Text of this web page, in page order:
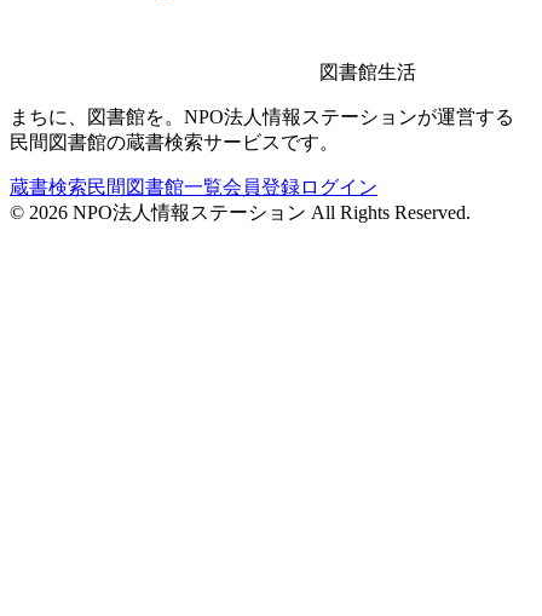
図書館生活
まちに、図書館を。NPO法人情報ステーションが運営する
民間図書館の蔵書検索サービスです。
蔵書検索民間図書館一覧会員登録ログイン
© 2026 NPO法人情報ステーション All Rights Reserved.